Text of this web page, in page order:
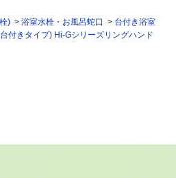
) 浴室水栓・お風呂蛇口
台付き浴室
付きタイプ) Hi-Gシリーズリングハンド